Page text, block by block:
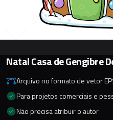
Natal Casa de Gengibre
Arquivo no formato de vetor
Para projetos comerciais e
Não precisa atribuir o autor